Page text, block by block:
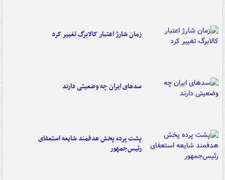
زمان شارژ اعتبار کالابرگ تغییر کرد
سدهای ایران چه وضعیتی دارند
پشت پرده پخش هدفمند شایعه استعفای
رئیس‌جمهور